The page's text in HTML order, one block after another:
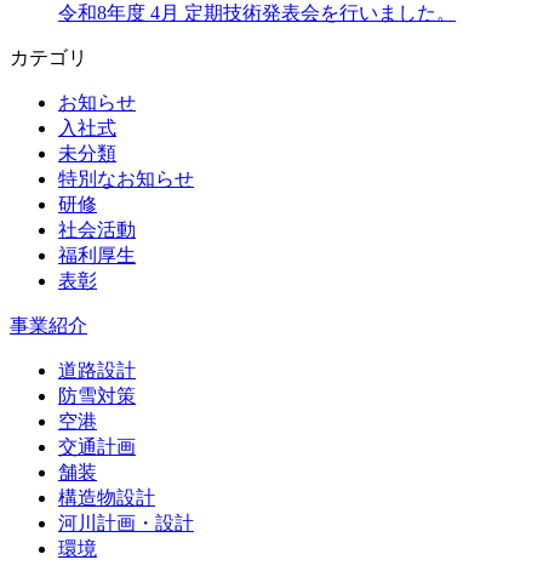
令和8年度 4月 定期技術発表会を行いました。
カテゴリ
お知らせ
入社式
未分類
特別なお知らせ
研修
社会活動
福利厚生
表彰
事業紹介
道路設計
防雪対策
空港
交通計画
舗装
構造物設計
河川計画・設計
環境